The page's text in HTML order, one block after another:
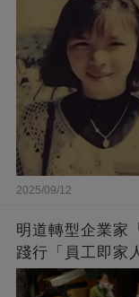
2025/09/12
明道轉型企業家
踐行「員工即家
闆的福報